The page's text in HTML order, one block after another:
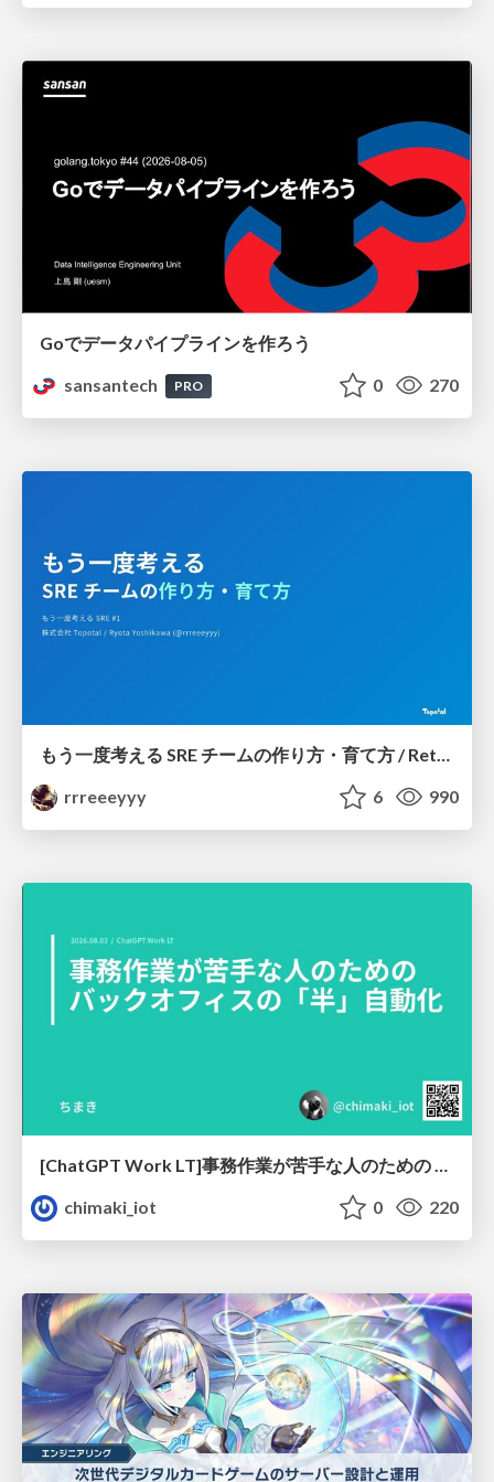
Goでデータパイプラインを作ろう
sansantech
PRO 0 270
rrreeeyyy
6 990
[ChatGPT Work LT]事務作業が苦手な人のための バックオフィスの「半」自動化
chimaki_iot
0 220